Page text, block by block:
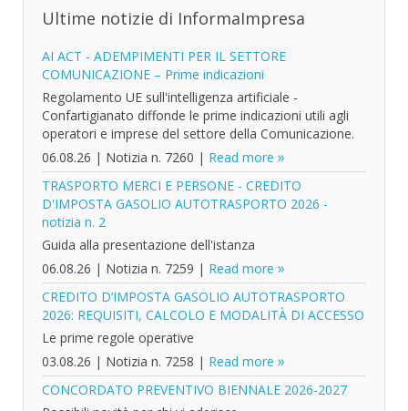
Ultime notizie di InformaImpresa
AI ACT - ADEMPIMENTI PER IL SETTORE
COMUNICAZIONE – Prime indicazioni
Regolamento UE sull'intelligenza artificiale -
Confartigianato diffonde le prime indicazioni utili agli
operatori e imprese del settore della Comunicazione.
06.08.26 | Notizia n. 7260 | Read more
TRASPORTO MERCI E PERSONE - CREDITO
D'IMPOSTA GASOLIO AUTOTRASPORTO 2026 -
notizia n. 2
Guida alla presentazione dell'istanza
06.08.26 | Notizia n. 7259 | Read more
CREDITO D’IMPOSTA GASOLIO AUTOTRASPORTO
2026: REQUISITI, CALCOLO E MODALITÀ DI ACCESSO
Le prime regole operative
03.08.26 | Notizia n. 7258 | Read more
CONCORDATO PREVENTIVO BIENNALE 2026-2027